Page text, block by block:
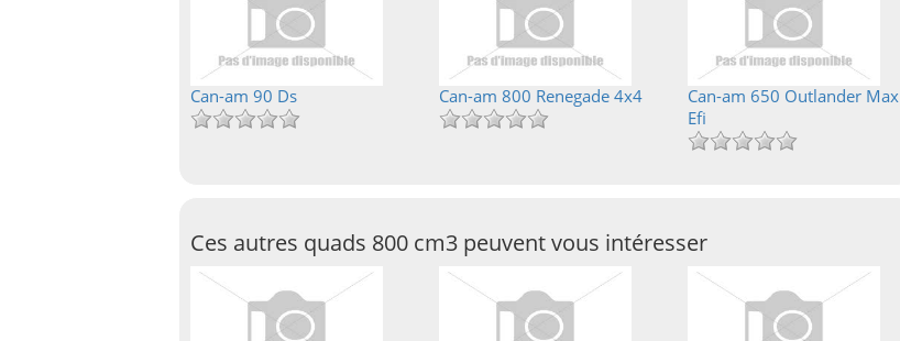
Can-am 90 Ds Can-am 800 Renegade 4x4
Can-am 650 Outlander Max
Efi
Ces autres quads 800 cm3 peuvent vous intéresser